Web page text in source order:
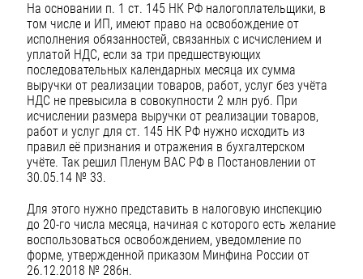
На основании п. 1 ст. 145 НК РФ налогоплательщики, в
том числе и ИП, имеют право на освобождение от
исполнения обязанностей, связанных с исчислением и
уплатой НДС, если за три предшествующих
последовательных календарных месяца их сумма
выручки от реализации товаров, работ, услуг без учёта
НДС не превысила в совокупности 2 млн руб. При
исчислении размера выручки от реализации товаров,
работ и услуг для ст. 145 НК РФ нужно исходить из
правил её признания и отражения в бухгалтерском
учёте. Так решил Пленум ВАС РФ в Постановлении от
30.05.14 № 33.
Для этого нужно представить в налоговую инспекцию
до 20-го числа месяца, начиная с которого есть желание
воспользоваться освобождением, уведомление по
форме, утвержденной приказом Минфина России от
26.12.2018 № 286н.